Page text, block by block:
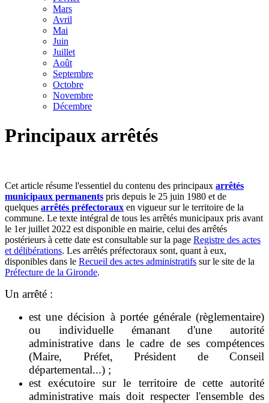
Mars
Avril
Mai
Juin
Juillet
Août
Septembre
Octobre
Novembre
Décembre
Principaux arrêtés
Cet article résume l'essentiel du contenu des principaux arrêtés
municipaux permanents pris depuis le 25 juin 1980 et de
quelques arrêtés préfectoraux en vigueur sur le territoire de la
commune. Le texte intégral de tous les arrêtés municipaux pris avant
le 1er juillet 2022 est disponible en mairie, celui des arrêtés
postérieurs à cette date est consultable sur la page Registre des actes
et délibérations. Les arrêtés préfectoraux sont, quant à eux,
disponibles dans le Recueil des actes administratifs sur le site de la
Préfecture de la Gironde.
Un arrêté :
est une décision à portée générale (règlementaire)
ou individuelle émanant d'une autorité
administrative dans le cadre de ses compétences
(Maire, Préfet, Président de Conseil
départemental...) ;
est exécutoire sur le territoire de cette autorité
administrative mais doit respecter l'ensemble des